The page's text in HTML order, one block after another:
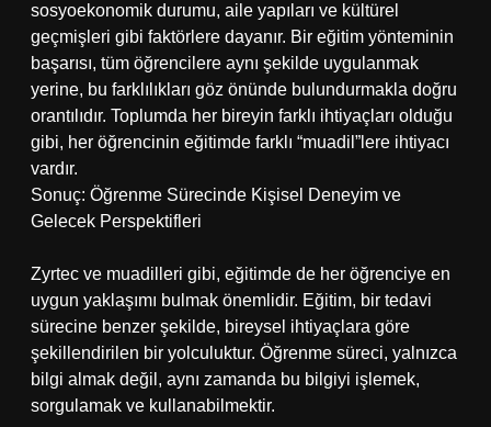
sosyoekonomik durumu, aile yapıları ve kültürel
geçmişleri gibi faktörlere dayanır. Bir eğitim yönteminin
başarısı, tüm öğrencilere aynı şekilde uygulanmak
yerine, bu farklılıkları göz önünde bulundurmakla doğru
orantılıdır. Toplumda her bireyin farklı ihtiyaçları olduğu
gibi, her öğrencinin eğitimde farklı “muadil”lere ihtiyacı
vardır.
Sonuç: Öğrenme Sürecinde Kişisel Deneyim ve
Gelecek Perspektifleri
Zyrtec ve muadilleri gibi, eğitimde de her öğrenciye en
uygun yaklaşımı bulmak önemlidir. Eğitim, bir tedavi
sürecine benzer şekilde, bireysel ihtiyaçlara göre
şekillendirilen bir yolculuktur. Öğrenme süreci, yalnızca
bilgi almak değil, aynı zamanda bu bilgiyi işlemek,
sorgulamak ve kullanabilmektir.